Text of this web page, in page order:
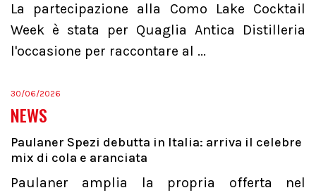
La partecipazione alla Como Lake Cocktail
Week è stata per Quaglia Antica Distilleria
l'occasione per raccontare al ...
30/06/2026
NEWS
Paulaner Spezi debutta in Italia: arriva il celebre
mix di cola e aranciata
Paulaner amplia la propria offerta nel